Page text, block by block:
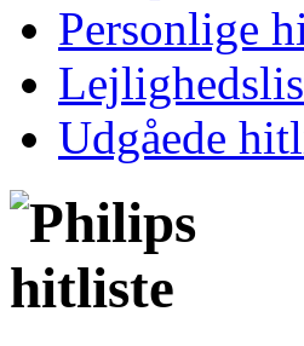
Personlige
Udgåede